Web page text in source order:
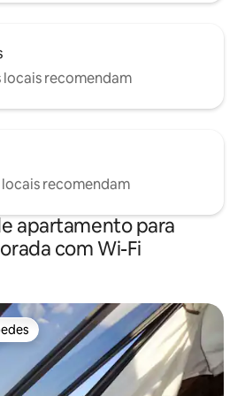
recomendam
recomendam
apartamento para
com Wi-Fi
dos hóspedes